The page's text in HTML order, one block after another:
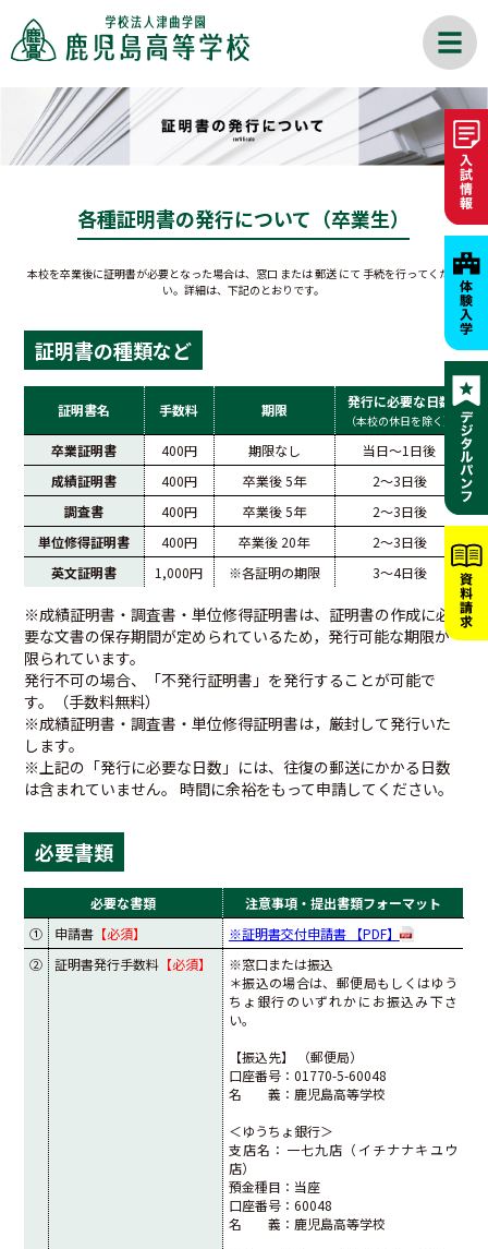
各種証明書の発行について（卒業生）
本校を卒業後に証明書が必要となった場合は、窓口 または 郵送 にて 手続を行ってくださ
い。詳細は、下記のとおりです。
証明書の種類など
証明書名 手数料 期限 発行に必要な日数
（本校の休日を除く）
卒業証明書 400円 期限なし
当日〜1日後
成績証明書
400円 卒業後 5年
2〜3日後
調査書
400円 卒業後 5年
2〜3日後
単位修得証明書
400円 卒業後 20年
2〜3日後
英文証明書
1,000円 ※各証明の期限 3〜4日後
※成績証明書・調査書・単位修得証明書は、証明書の作成に必
要な文書の保存期間が定められているため，発行可能な期限が
限られています。
発行不可の場合、「不発行証明書」を発行することが可能で
す。（手数料無料）
※成績証明書・調査書・単位修得証明書は，厳封して発行いた
します。
※上記の「発行に必要な日数」には、往復の郵送にかかる日数
は含まれていません。 時間に余裕をもって申請してください。
必要書類
必要な書類
注意事項・提出書類フォーマット
①
申請書【必須】
※証明書交付申請書 【PDF】
②
証明書発行手数料【必須】
※窓口または振込
＊振込の場合は、郵便局もしくはゆう
ちょ銀行のいずれかにお振込み下さ
い。
【振込先】 （郵便局）
口座番号：01770-5-60048
名 義：鹿児島高等学校
＜ゆうちょ銀行＞
支店名：一七九店（イチナナキユウ
店）
預金種目：当座
口座番号：60048
名 義：鹿児島高等学校